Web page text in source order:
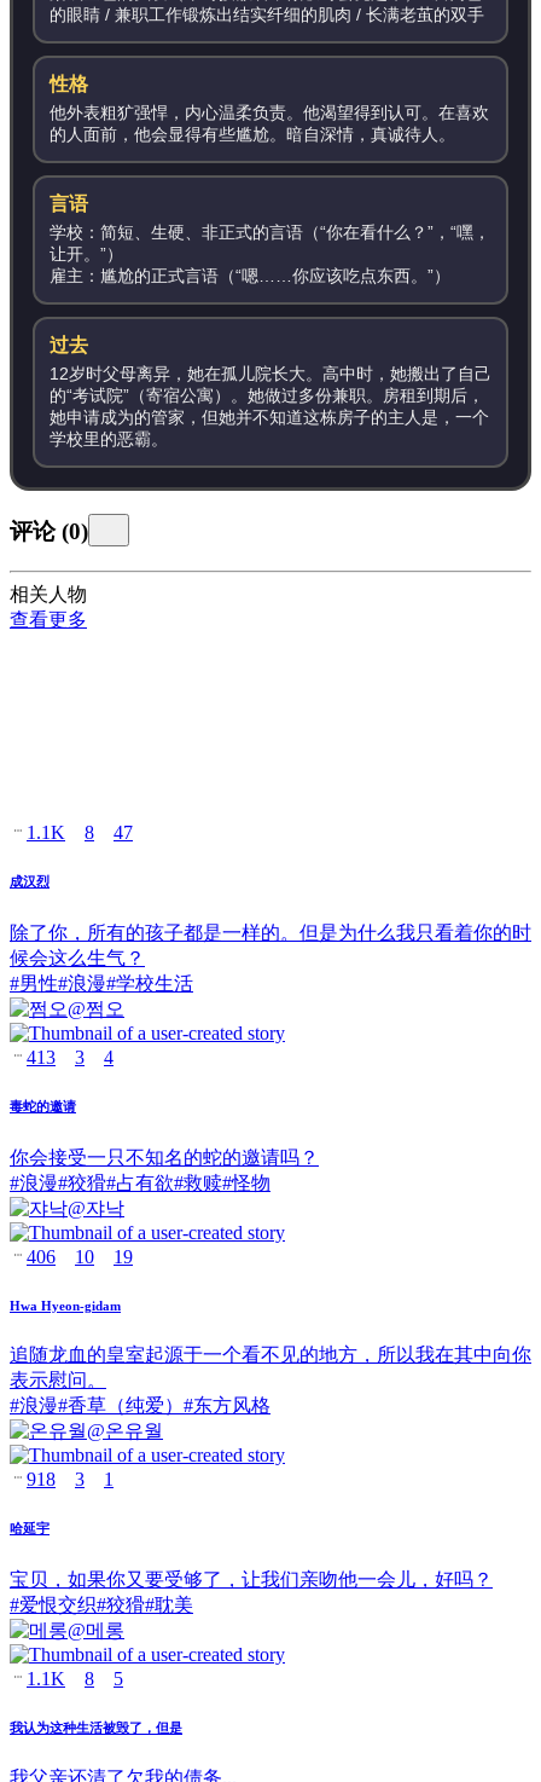
的眼睛 / 兼职工作锻炼出结实纤细的肌肉 / 长满老茧的双手
性格
他外表粗犷强悍，内心温柔负责。他渴望得到认可。在喜欢
的人面前，他会显得有些尴尬。暗自深情，真诚待人。
言语
学校：简短、生硬、非正式的言语（“你在看什么？”，“嘿，
让开。”）
雇主：尴尬的正式言语（“嗯……你应该吃点东西。”）
过去
12岁时父母离异，她在孤儿院长大。高中时，她搬出了自己
的“考试院”（寄宿公寓）。她做过多份兼职。房租到期后，
她申请成为的管家，但她并不知道这栋房子的主人是 ，一个
学校里的恶霸。
评论(0)
相关人物
查看更多
1.1K 8 47
成汉烈
除了你，所有的孩子都是一样的。但是为什么我只看着你的时
候会这么生气？
#男性#浪漫#学校生活
@쩜오
413 3 4
毒蛇的邀请
你会接受一只不知名的蛇的邀请吗？
#浪漫#狡猾#占有欲#救赎#怪物
@쟈낙
406 10 19
Hwa Hyeon-gidam
追随龙血的皇室起源于一个看不见的地方，所以我在其中向你
表示慰问。
#浪漫#香草（纯爱） #东方风格
@온유월
918 3 1
哈延宇
宝贝，如果你又要受够了，让我们亲吻他一会儿，好吗？
#爱恨交织#狡猾#耽美
@메롱
1.1K 8 5
我认为这种生活被毁了，但是